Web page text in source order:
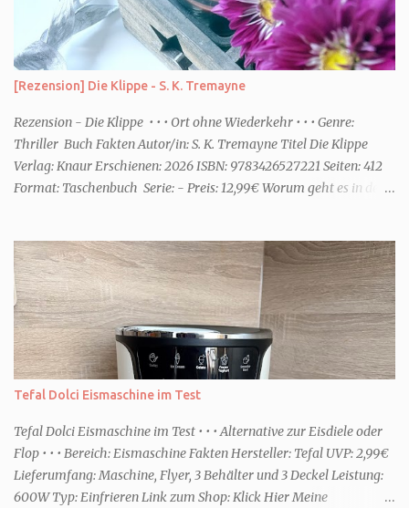
gutes Essen, ein guter Wein oder Cocktail, vielleicht ein gutes Buch
dazu. Ihr liebt es Sonnenuntergänge zu beobachten und genießt
einfach jeden Moment. Dann seid ihr wie ich der Typ Genießer.
Hier empfehle ich tatsächlich Düfte die zur Jahreszeit passen, weil
ihr dann bessere entspannen könnt. Zum Beispiel ein Duschgel mit
einem frisch-fruchtigen Duft, wie die Kneipp Aroma-Pflegedusche
“ Sommer Flirt ...
[Rezension] Die Klippe - S. K. Tremayne
Rezension - Die Klippe • • • Ort ohne Wiederkehr • • • Genre:
Thriller Buch Fakten Autor/in: S. K. Tremayne Titel Die Klippe
Verlag: Knaur Erschienen: 2026 ISBN: 9783426527221 Seiten: 412
Format: Taschenbuch Serie: - Preis: 12,99€ Worum geht es in dem
was wirklich passierte, denn beide Kinder beschuldigen sich
gegenseitig. Sie zieht in das Haus und muss schon bald erkennen,
dass viel mehr dahintersteckt. Meine Leseeindrücke Die Klippe -
ist ein Thriller, bei dem ich mich direkt fragte: Gehen den Verlagen
die Titel aus? Erst vor wenigen Wochen las ich einen anderen
Thriller mit dem gleichen Titel. Tatsächlich sind sie sehr
unterschiedlich, haben aber noch eine Gemeinsamkeit. Sie haben
Tefal Dolci Eismaschine im Test
Tefal Dolci Eismaschine im Test • • • Alternative zur Eisdiele oder
Flop • • • Bereich: Eismaschine Fakten Hersteller: Tefal UVP: 2,99€
Lieferumfang: Maschine, Flyer, 3 Behälter und 3 Deckel Leistung:
600W Typ: Einfrieren Link zum Shop: Klick Hier Meine